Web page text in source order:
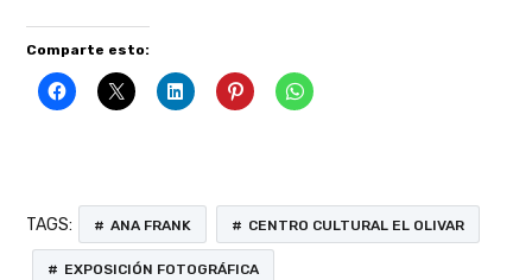
Comparte esto:
TAGS: ANA FRANK CENTRO CULTURAL EL OLIVAR
EXPOSICIÓN FOTOGRÁFICA